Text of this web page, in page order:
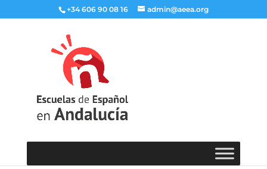
+34 606 90 08 16 admin@aeea.org